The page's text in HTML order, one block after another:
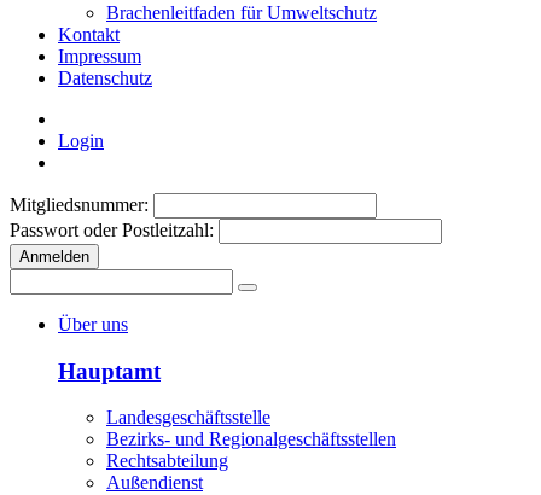
Brachenleitfaden für Umweltschutz
Kontakt
Impressum
Datenschutz
Login
Mitgliedsnummer:
Passwort oder Postleitzahl:
Anmelden
Über uns
Hauptamt
Landesgeschäftsstelle
Bezirks- und Regionalgeschäftsstellen
Rechtsabteilung
Außendienst